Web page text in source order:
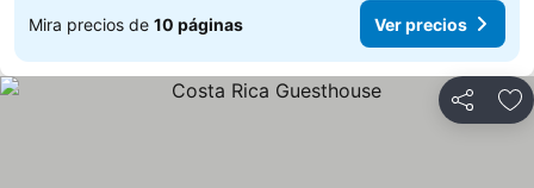
Mira precios de 10 páginas Ver precios
Compartir